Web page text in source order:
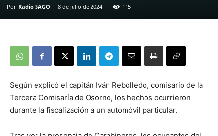
Por Radio SAGO - 8 de julio de 2024 115
Según explicó el capitán Iván Rebolledo, comisario de la
Tercera Comisaría de Osorno, los hechos ocurrieron
durante la fiscalización a un automóvil particular.